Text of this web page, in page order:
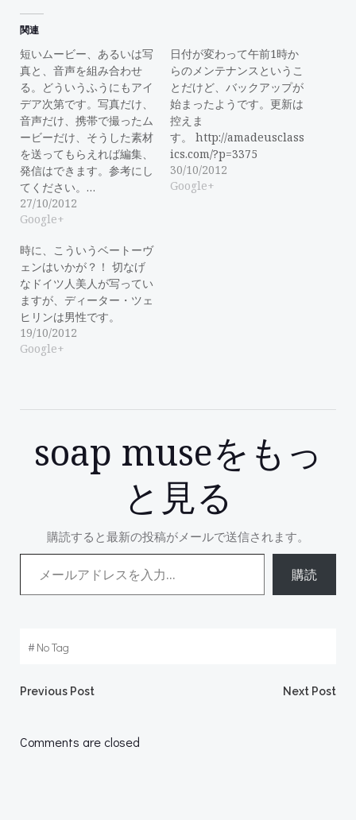
関連
短いムービー、あるいは写
真と、音声を組み合わせ
る。どういうふうにもアイ
デア次第です。写真だけ、
音声だけ、携帯で撮ったム
ービーだけ、そうした素材
を送ってもらえれば編集、
発信はできます。参考にし
てください。…
27/10/2012
Google+
日付が変わって午前1時か
らのメンテナンスというこ
とだけど、バックアップが
始まったようです。更新は
控えま
す。 http://amadeusclass
ics.com/?p=3375
30/10/2012
Google+
時に、こういうベートーヴ
ェンはいかが？！ 切なげ
なドイツ人美人が写ってい
ますが、ディーター・ツェ
ヒリンは男性です。
19/10/2012
Google+
soap museをもっ
と見る
購読すると最新の投稿がメールで送信されます。
メールアドレスを入力...
購読
#No Tag
Post
navigation
Previous Post Next Post
Comments are closed